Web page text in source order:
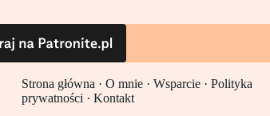
Strona główna · O mnie · Wsparcie · Polityka
prywatności · Kontakt